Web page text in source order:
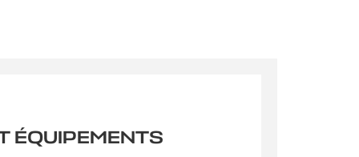
eget
ÉQUIPEMENTS